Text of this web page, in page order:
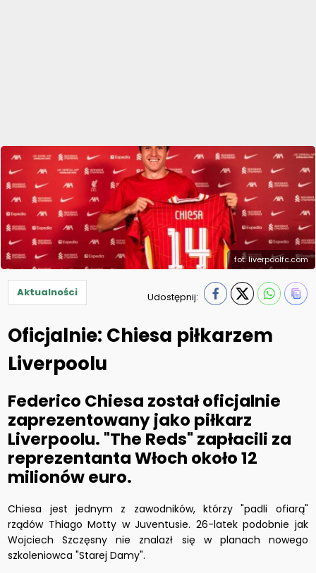
fot. liverpoolfc.com
Aktualności Udostępnij:
Oficjalnie: Chiesa piłkarzem
Liverpoolu
Federico Chiesa został oficjalnie
zaprezentowany jako piłkarz
Liverpoolu. "The Reds" zapłacili za
reprezentanta Włoch około 12
milionów euro.
Chiesa jest jednym z zawodników, którzy "padli ofiarą"
rządów Thiago Motty w Juventusie. 26-latek podobnie jak
Wojciech Szczęsny nie znalazł się w planach nowego
szkoleniowca "Starej Damy".